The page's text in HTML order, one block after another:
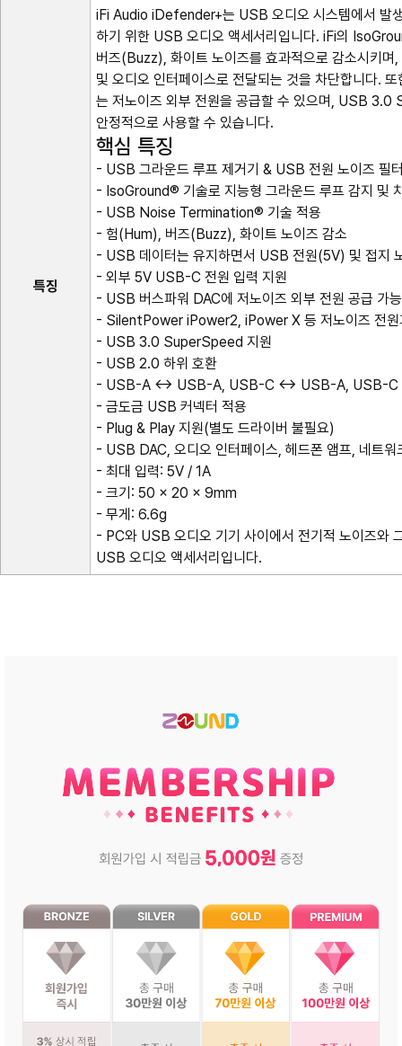
특징
iFi Audio iDefender+는 USB 오디오 시스템에서 발
하기 위한 USB 오디오 액세서리입니다. iFi의
버즈(Buzz), 화이트 노이즈를 효과적으로 감소시키
및 오디오 인터페이스로 전달되는 것을 차단합니다.
는 저노이즈 외부 전원을 공급할 수 있으며, USB
안정적으로 사용할 수 있습니다.
핵심 특징
- USB 그라운드 루프 제거기 & USB 전원 노이즈 필
- IsoGround® 기술로 지능형 그라운드 루프 감지 및
- USB Noise Termination® 기술 적용
- 험(Hum), 버즈(Buzz), 화이트 노이즈 감소
- USB 데이터는 유지하면서 USB 전원(5V) 및 접지
- 외부 5V USB-C 전원 입력 지원
- USB 버스파워 DAC에 저노이즈 외부 전원 공급 가능
- SilentPower iPower2, iPower X 등 저노이즈 전원
- USB 3.0 SuperSpeed 지원
- USB 2.0 하위 호환
- USB-A ↔ USB-A, USB-C ↔ USB-A, USB-C
- 금도금 USB 커넥터 적용
- Plug & Play 지원(별도 드라이버 불필요)
- USB DAC, 오디오 인터페이스, 헤드폰 앰프, 네트
- 최대 입력: 5V / 1A
- 크기: 50 × 20 × 9mm
- 무게: 6.6g
- PC와 USB 오디오 기기 사이에서 전기적 노이즈와
USB 오디오 액세서리입니다.